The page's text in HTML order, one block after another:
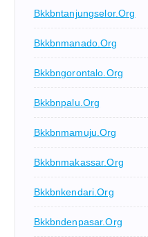
Bkkbntanjungselor.org
Bkkbnmanado.org
Bkkbngorontalo.org
Bkkbnpalu.org
Bkkbnmamuju.org
Bkkbnmakassar.org
Bkkbnkendari.org
Bkkbndenpasar.org